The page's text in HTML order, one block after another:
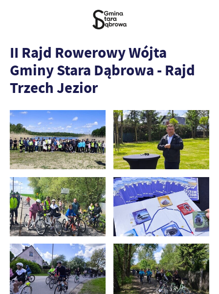
II Rajd Rowerowy Wójta
Gminy Stara Dąbrowa - Rajd
Trzech Jezior